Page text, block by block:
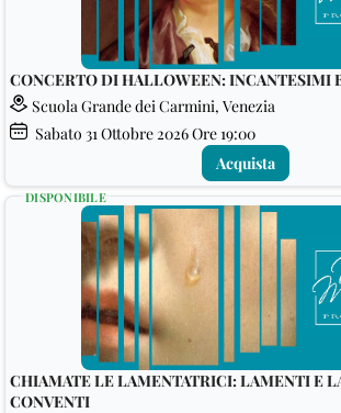
CONCERTO DI HALLOWEEN: INCANTESIMI
Scuola Grande dei Carmini, Venezia
Sabato 31Ottobre 2026Ore 19:00
Acquista
CHIAMATE LE LAMENTATRICI: LAMENTI E
CONVENTI
DISPONIBILE